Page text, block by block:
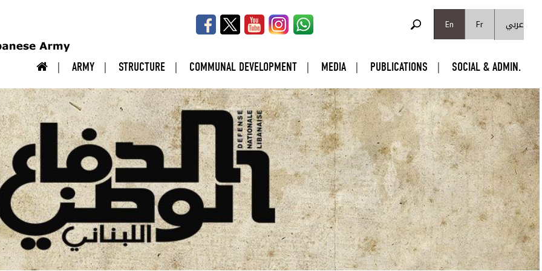
En
Fr عربي
ARMY STRUCTURE COMMUNAL DEVELOPMENT MEDIA PUBLICATIONS SOCIAL & ADMIN.